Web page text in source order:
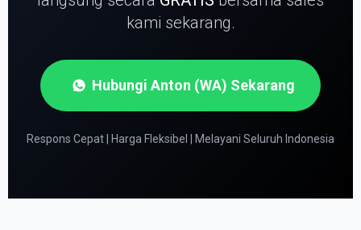
kami sekarang.
Hubungi Anton (WA) Sekarang
Respons Cepat | Harga Fleksibel | Melayani Seluruh Indonesia